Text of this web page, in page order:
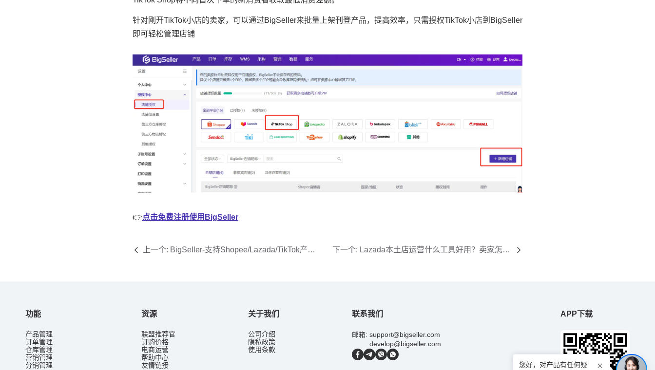
上一个: BigSeller-支持Shopee/Lazada/TikTok产品
下一个: Lazada本土店运营什么工具好用？卖家怎么
功能
产品管理
订单管理
仓库管理
营销管理
分销管理
资源
联盟推荐官
订购价格
电商运营
帮助中心
友情链接
关于我们
公司介绍
隐私政策
使用条款
联系我们
邮箱: support@bigseller.com
develop@bigseller.com
APP下载
您好，对产品有任何疑